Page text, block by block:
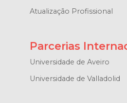
Atualização Profissional
Parcerias
Universidade de Aveiro
Universidade de Valladolid